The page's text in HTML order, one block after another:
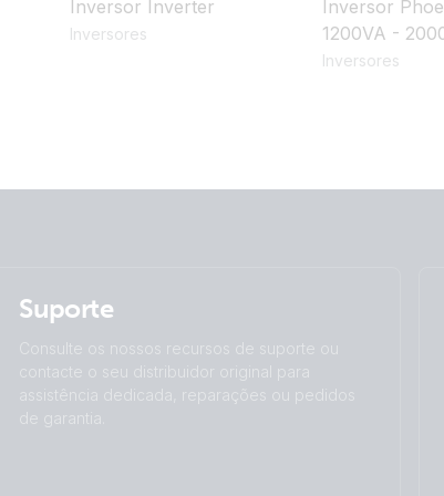
Inversor Inverter
Inversores
Inversor
1200VA -
Inversores
Suporte
Consulte os nossos recursos de suporte ou
contacte o seu distribuidor original para
assistência dedicada, reparações ou pedidos
de garantia.